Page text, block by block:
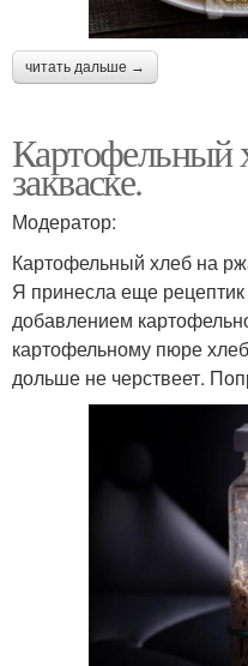
читать дальше →
Картофельный
закваске.
Модератор:
Картофельный хлеб на
Я принесла еще
добавлением
картофельному пюре
дольше не черствеет.